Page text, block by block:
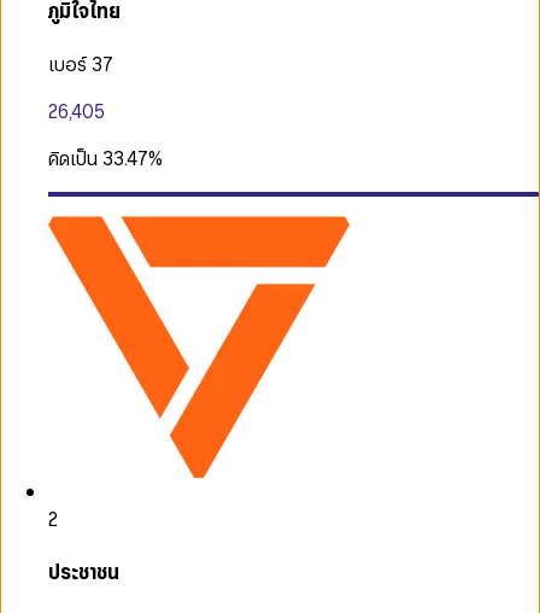
ภูมิใจไทย
เบอร์ 37
26,405
คิดเป็น 33.47%
2
ประชาชน